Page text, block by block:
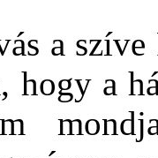
a
hogy a